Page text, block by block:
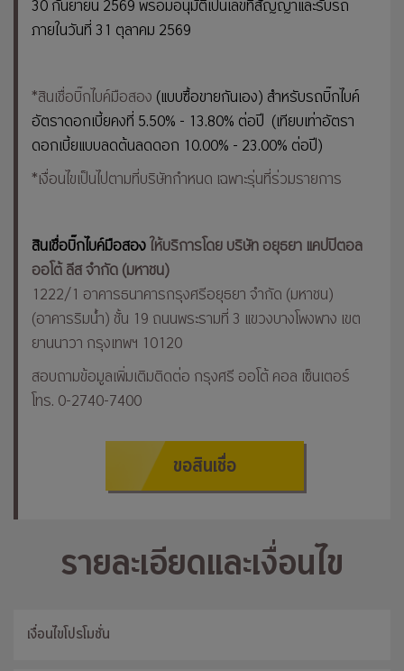
30 กันยายน 2569 พร้อมอนุมัติเป็นเลขที่สัญญาและรับรถ
ภายในวันที่ 31 ตุลาคม 2569
*สินเชื่อบิ๊กไบค์มือสอง (แบบซื้อขายกันเอง) สำหรับรถบิ๊กไบค์
อัตราดอกเบี้ยคงที่ 5.50% - 13.80% ต่อปี (เทียบเท่าอัตรา
ดอกเบี้ยแบบลดต้นลดดอก 10.00% - 23.00% ต่อปี)
*เงื่อนไขเป็นไปตามที่บริษัทกำหนด เฉพาะรุ่นที่ร่วมรายการ
สินเชื่อบิ๊กไบค์มือสองให้บริการโดย บริษัท อยุธยา แคปปิตอล
ออโต้ ลีส จำกัด (มหาชน)
1222/1 อาคารธนาคารกรุงศรีอยุธยา จำกัด (มหาชน)
(อาคารริมน้ำ) ชั้น 19 ถนนพระรามที่ 3 แขวงบางโพงพาง เขต
ยานนาวา กรุงเทพฯ 10120
สอบถามข้อมูลเพิ่มเติมติดต่อ กรุงศรี ออโต้ คอล เซ็นเตอร์
โทร. 0-2740-7400
ขอสินเชื่อ
รายละเอียดและเงื่อนไข
เงื่อนไขโปรโมชั่น